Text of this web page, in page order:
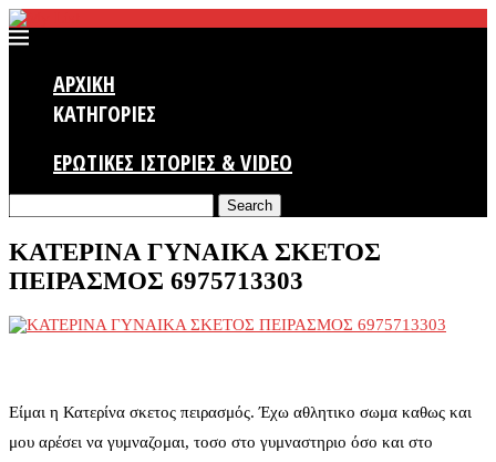
ΑΡΧΙΚΗ
ΚΑΤΗΓΟΡΙΕΣ
ΕΡΩΤΙΚΕΣ ΙΣΤΟΡΙΕΣ & VIDEO
Search
ΚΑΤΕΡΙΝΑ ΓΥΝΑΙΚΑ ΣΚΕΤΟΣ
ΠΕΙΡΑΣΜΟΣ 6975713303
Είμαι η Κατερίνα σκετος πειρασμός. Έχω αθλητικο σωμα καθως και
μου αρέσει να γυμναζομαι, τοσο στο γυμναστηριο όσο και στο